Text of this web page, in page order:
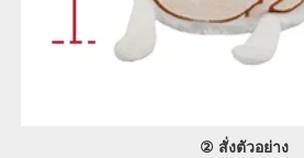
② สั่งตัวอย่าง